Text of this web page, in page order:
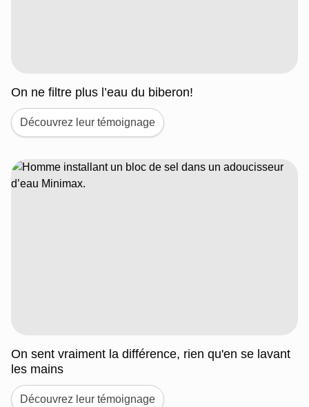
On ne filtre plus l’eau du biberon!
Découvrez leur témoignage
On sent vraiment la différence, rien qu'en se lavant
les mains
Découvrez leur témoignage